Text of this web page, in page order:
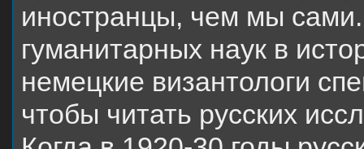
иностранцы, чем мы
гуманитарных наук в
немецкие византологи
чтобы читать русских